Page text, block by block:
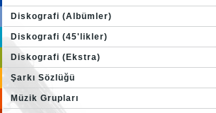
Diskografi (Albümler)
Diskografi (45'likler)
Diskografi (Ekstra)
Şarkı Sözlüğü
Müzik Grupları